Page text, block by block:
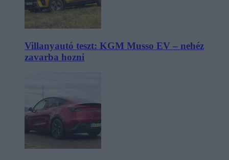
Villanyautó teszt: KGM Musso EV – nehéz
zavarba hozni